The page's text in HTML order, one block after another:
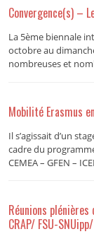
Convergence(s) –
La 5ème biennale
octobre au
nombreuses et
Mobilité Erasmus
Il s’agissait d’un
cadre du
CEMEA – GFEN –
Réunions
CRAP/ FSU-